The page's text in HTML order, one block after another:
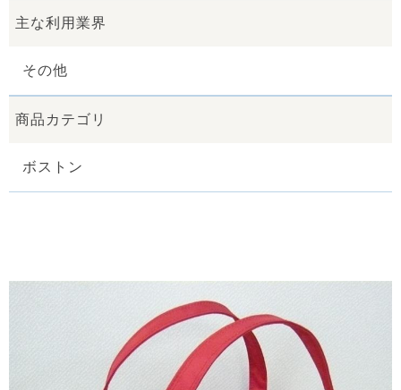
主な利用業界
その他
商品カテゴリ
ボストン